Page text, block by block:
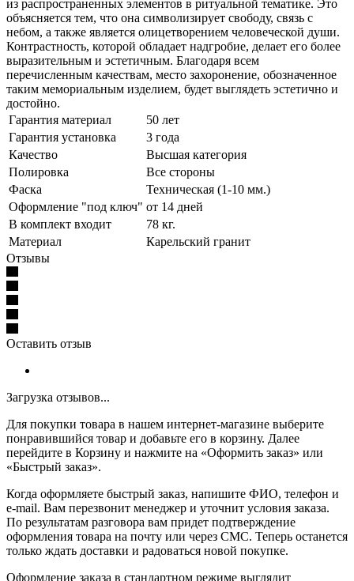
из распространенных элементов в ритуальной тематике. Это
объясняется тем, что она символизирует свободу, связь с
небом, а также является олицетворением человеческой души.
Контрастность, которой обладает надгробие, делает его более
выразительным и эстетичным. Благодаря всем
перечисленным качествам, место захоронение, обозначенное
таким мемориальным изделием, будет выглядеть эстетично и
достойно.
Гарантия материал
50 лет
Гарантия установка
3 года
Качество
Высшая категория
Полировка
Все стороны
Фаска
Техническая (1-10 мм.)
Оформление "под ключ" от 14 дней
В комплект входит
78 кг.
Материал
Карельский гранит
Отзывы
Оставить отзыв
Загрузка отзывов...
Для покупки товара в нашем интернет-магазине выберите
понравившийся товар и добавьте его в корзину. Далее
перейдите в Корзину и нажмите на «Оформить заказ» или
«Быстрый заказ».
Когда оформляете быстрый заказ, напишите ФИО, телефон и
e-mail. Вам перезвонит менеджер и уточнит условия заказа.
По результатам разговора вам придет подтверждение
оформления товара на почту или через СМС. Теперь останется
только ждать доставки и радоваться новой покупке.
Оформление заказа в стандартном режиме выглядит